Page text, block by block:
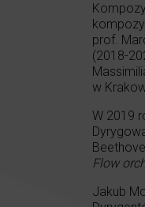
prof.
(2018-
w
W 2019
Flow
Jakub